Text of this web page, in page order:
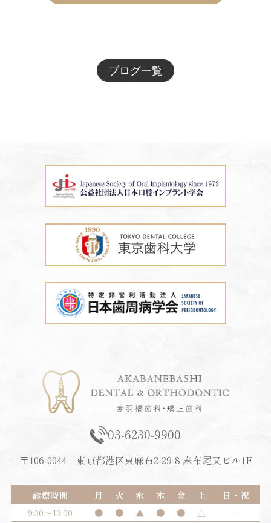
ブログ一覧
03-6230-9900
〒106-0044 東京都港区東麻布2-29-8 麻布尾又ビル1F
診療時間 月 火 水 木 金 土
日・祝
9:30～13:00
● ● ▲ ● ● △
－